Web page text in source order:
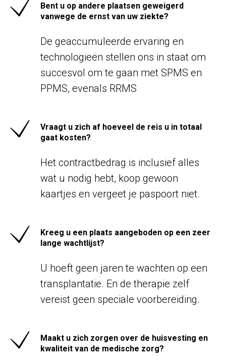
Bent u op andere plaatsen geweigerd
vanwege de ernst van uw ziekte?
De geaccumuleerde ervaring en
technologieën stellen ons in staat om
succesvol om te gaan met SPMS en
PPMS, evenals RRMS
Vraagt u zich af hoeveel de reis u in totaal
gaat kosten?
Het contractbedrag is inclusief alles
wat u nodig hebt, koop gewoon
kaartjes en vergeet je paspoort niet.
Kreeg u een plaats aangeboden op een zeer
lange wachtlijst?
U hoeft geen jaren te wachten op een
transplantatie. En de therapie zelf
vereist geen speciale voorbereiding.
Maakt u zich zorgen over de huisvesting en
kwaliteit van de medische zorg?